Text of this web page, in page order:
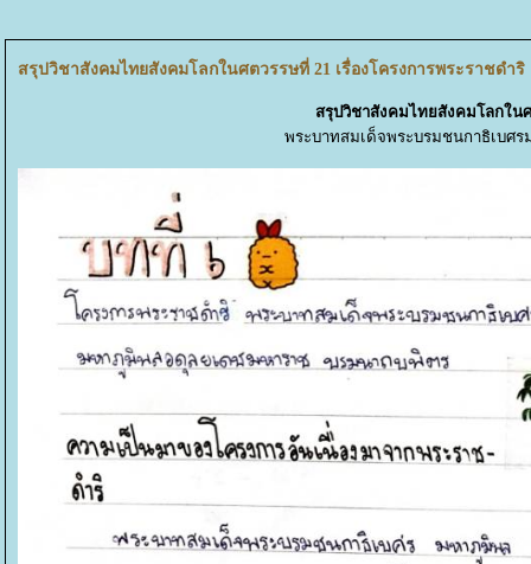
สรุปวิชาสังคมไทยสังคมโลกในศตวรรษที่ 21 เรื่องโครงการพระราชดำริ
สรุปวิชาสังคมไทยสังคมโลกใน
พระบาทสมเด็จพระบรมชนกาธิเบศ